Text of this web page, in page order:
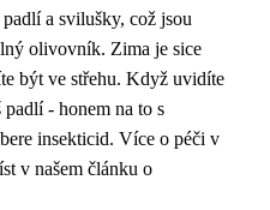
a svilušky, což jsou
olivovník. Zima je sice
být ve střehu. Když uvidíte
- honem na to s
insekticid. Více o péči v
v našem článku o